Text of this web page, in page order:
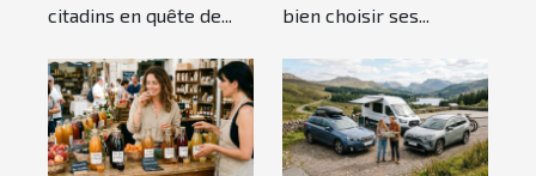
citadins en quête de...
bien choisir ses...